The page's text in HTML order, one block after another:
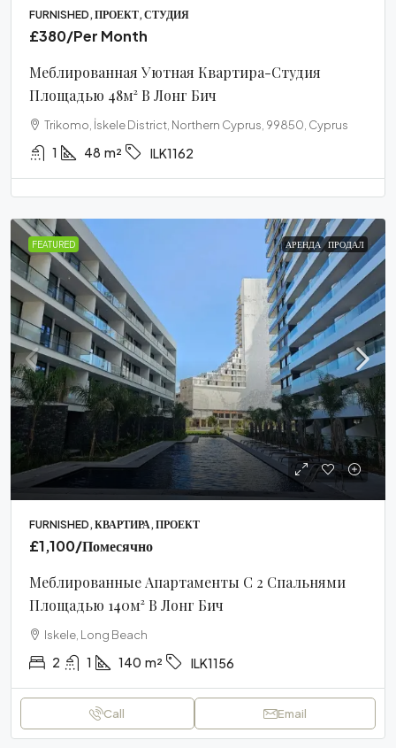
FURNISHED, ПРОЕКТ, СТУДИЯ
£380/Per Month
Меблированная Уютная Квартира-Студия
Площадью 48м² В Лонг Бич
Trikomo, İskele District, Northern Cyprus, 99850, Cyprus
1 48 m² ILK1162
FEATURED АРЕНДА ПРОДАЛ
FURNISHED, КВАРТИРА, ПРОЕКТ
£1,100/Помесячно
Меблированные Апартаменты С 2 Спальнями
Площадью 140м² В Лонг Бич
Iskele, Long Beach
2 1 140 m² ILK1156
Call Email